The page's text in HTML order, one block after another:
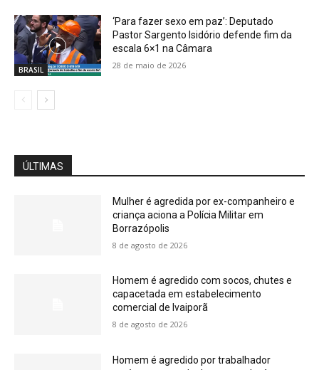
BRASIL
‘Para fazer sexo em paz’: Deputado
Pastor Sargento Isidório defende fim da
escala 6×1 na Câmara
28 de maio de 2026
ÚLTIMAS
Mulher é agredida por ex-companheiro e
criança aciona a Polícia Militar em
Borrazópolis
8 de agosto de 2026
Homem é agredido com socos, chutes e
capacetada em estabelecimento
comercial de Ivaiporã
8 de agosto de 2026
Homem é agredido por trabalhador